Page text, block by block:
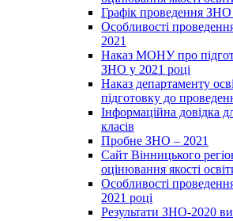
Графік проведення ЗНО
Особливості
2021
Наказ МОНУ про
ЗНО у 2021 році
Наказ департаменту
підготовку до
Інформаційна довідка
класів
Пробне ЗНО – 2021
Сайт Вінницького
оцінювання якості
Особливості
2021 році
Результати ЗНО-2020